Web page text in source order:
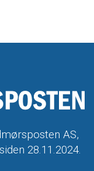
AS,
28.11.2024.